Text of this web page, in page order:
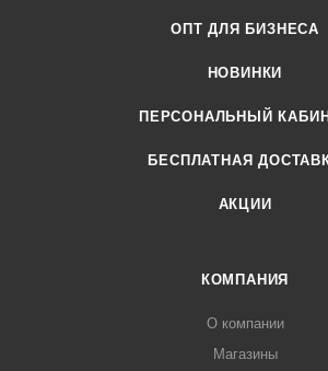
ОПТ ДЛЯ БИЗНЕСА
НОВИНКИ
ПЕРСОНАЛЬНЫЙ
БЕСПЛАТНАЯ
АКЦИИ
КОМПАНИЯ
О компании
Магазины